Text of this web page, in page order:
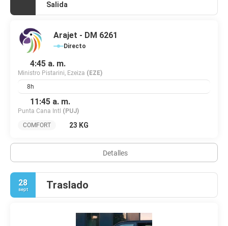
Salida
Arajet - DM 6261
Directo
4:45 a. m.
Ministro Pistarini, Ezeiza (EZE)
8h
11:45 a. m.
Punta Cana Intl (PUJ)
COMFORT
23 KG
Detalles
28
sept Traslado